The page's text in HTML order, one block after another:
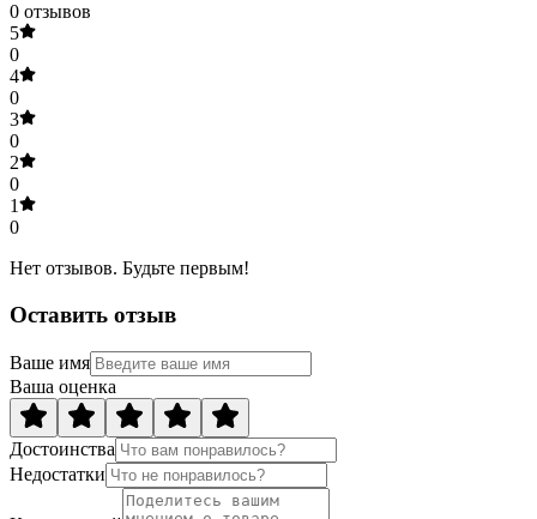
0 отзывов
5
0
4
0
3
0
2
0
1
0
Нет отзывов. Будьте первым!
Оставить отзыв
Ваше имя
Ваша оценка
Достоинства
Недостатки